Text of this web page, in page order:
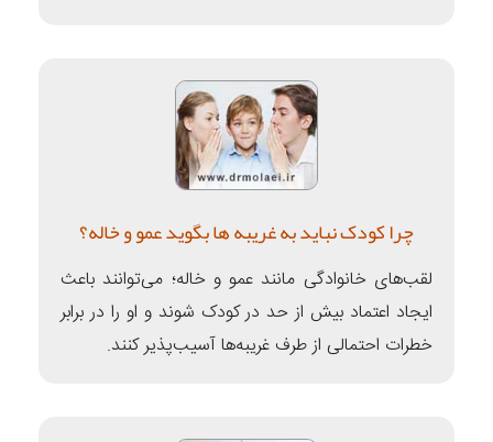
چرا کودک نباید به غریبه ها بگوید عمو و خاله؟
لقب‌های خانوادگی مانند عمو و خاله؛ می‌توانند باعث
ایجاد اعتماد بیش از حد در کودک شوند و او را در برابر
خطرات احتمالی از طرف غریبه‌ها آسیب‌پذیر کنند.